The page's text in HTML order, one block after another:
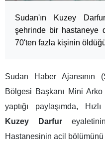
Sudan'ın Kuzey
şehrinde bir hastaneye
70'ten fazla kişinin
Sudan Haber Ajansının
Bölgesi Başkanı Mini
yaptığı paylaşımda,
Kuzey Darfur
Hastanesinin acil bölümünü